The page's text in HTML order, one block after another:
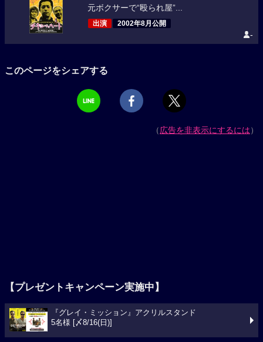
元ボクサーで“殴られ屋”...
出演 2002年8月公開
-
このページをシェアする
（広告を非表示にするには）
【プレゼントキャンペーン実施中】
『グレイ・ミッション』アクリルスタンド
5名様 [〆8/16(日)]